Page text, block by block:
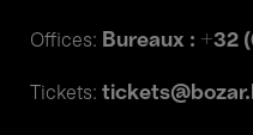
Offices: Bureaux : +32
Tickets: